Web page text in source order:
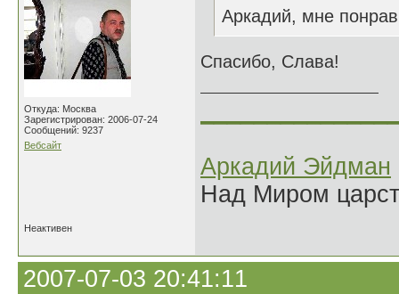
Откуда: Москва
Зарегистрирован: 2006-07-24
Сообщений: 9237
Вебсайт
Аркадий, мне
Спасибо, Слава!
Аркадий Эйдман
Над Миром
Неактивен
2007-07-03 20:41:11